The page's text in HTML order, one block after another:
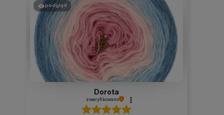
podgląd
Dorota
zweryfikowano